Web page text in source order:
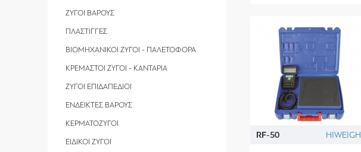
ΖΥΓΟΙ ΒΑΡΟΥΣ
ΠΛΑΣΤΙΓΓΕΣ
ΒΙΟΜΗΧΑΝΙΚΟΙ ΖΥΓΟΙ - ΠΑΛΕΤΟΦΟΡΑ
ΚΡΕΜΑΣΤΟΙ ΖΥΓΟΙ - ΚΑΝΤΑΡΙΑ
ΖΥΓΟΙ ΕΠΙΔΑΠΕΔΙΟΙ
ΕΝΔΕΙΚΤΕΣ ΒΑΡΟΥΣ
ΚΕΡΜΑΤΟΖΥΓΟΙ
ΕΙΔΙΚΟΙ ΖΥΓΟΙ
RF-50 HIWEIGH